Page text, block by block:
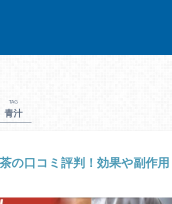
TAG
青汁
の口コミ評判！効果や副作用